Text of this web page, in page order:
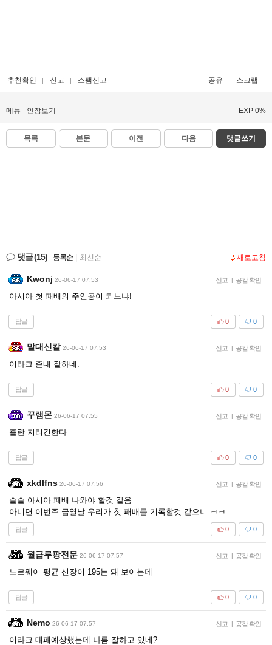
추천확인 신고 스팸신고 공유 스크랩
메뉴 인장보기 EXP 0%
목록 본문 이전 다음 댓글쓰기
댓글(15) 등록순 최신순 새로고침
Kwonj 26-06-17 07:53 신고 | 공감 확인
아시아 첫 패배의 주인공이 되느냐!
답글 0
0
말대신칼 26-06-17 07:53 신고 | 공감 확인
이라크 존내 잘하네.
답글 0
0
꾸램몬 26-06-17 07:55 신고 | 공감 확인
홀란 지리긴한다
답글 0
0
xkdlfns 26-06-17 07:56 신고 | 공감 확인
슬슬 아시아 패배 나와야 할것 같음
아니면 이번주 금열날 우리가 첫 패배를 기록할것 같으니 ㅋㅋ
답글 0
0
월급루팡전문 26-06-17 07:57 신고 | 공감 확인
노르웨이 평균 신장이 195는 돼 보이는데
답글 0
0
Nemo 26-06-17 07:57 신고 | 공감 확인
이라크 대패예상했는데 나름 잘하고 있네?